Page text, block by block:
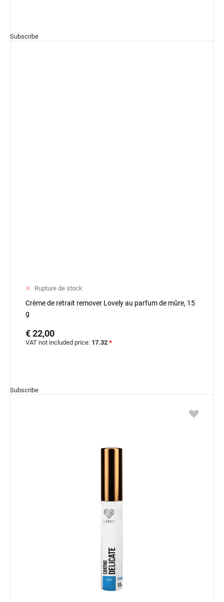
Subscribe
Rupture de stock
Crème de retrait remover Lovely au parfum de mûre, 15
g
€ 22,00
VAT not included price: 17.32 *
Subscribe